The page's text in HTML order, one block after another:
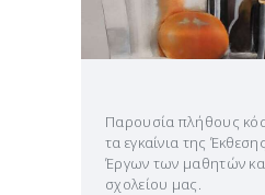
Παρουσία πλήθους
τα εγκαίνια της
Έργων των μαθητών
σχολείου μας.